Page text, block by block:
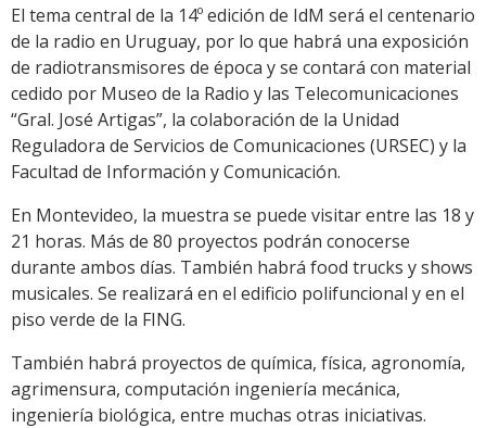
El tema central de la 14º edición de IdM será el centenario
de la radio en Uruguay, por lo que habrá una exposición
de radiotransmisores de época y se contará con material
cedido por Museo de la Radio y las Telecomunicaciones
“Gral. José Artigas”, la colaboración de la Unidad
Reguladora de Servicios de Comunicaciones (URSEC) y la
Facultad de Información y Comunicación.
En Montevideo, la muestra se puede visitar entre las 18 y
21 horas. Más de 80 proyectos podrán conocerse
durante ambos días. También habrá food trucks y shows
musicales. Se realizará en el edificio polifuncional y en el
piso verde de la FING.
También habrá proyectos de química, física, agronomía,
agrimensura, computación ingeniería mecánica,
ingeniería biológica, entre muchas otras iniciativas.